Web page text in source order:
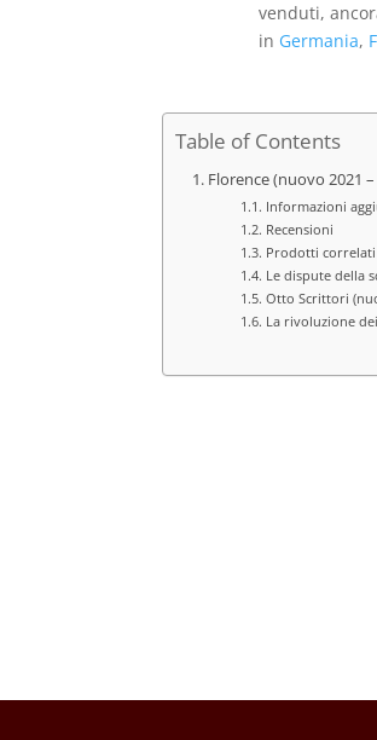
venduti,
in Germania,
Table of Contents
Florence (nuovo 2021
Informazioni
Recensioni
Prodotti correlati
Le dispute della
Otto Scrittori
La rivoluzione